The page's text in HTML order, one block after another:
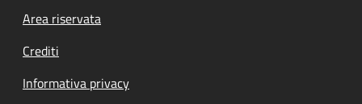
Footer menu
Area riservata
Crediti
Informativa privacy